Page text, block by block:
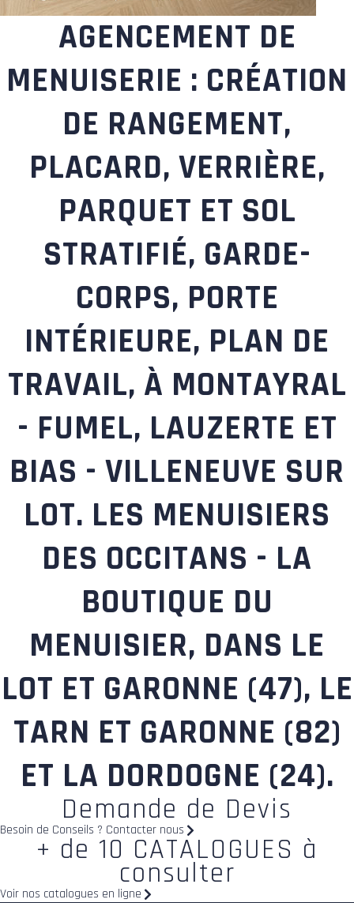
AGENCEMENT DE
MENUISERIE : CRÉATION
DE RANGEMENT,
PLACARD, VERRIÈRE,
PARQUET ET SOL
STRATIFIÉ, GARDE-
CORPS, PORTE
INTÉRIEURE, PLAN DE
TRAVAIL, À MONTAYRAL
- FUMEL, LAUZERTE ET
BIAS - VILLENEUVE SUR
LOT. LES MENUISIERS
DES OCCITANS - LA
BOUTIQUE DU
MENUISIER, DANS LE
LOT ET GARONNE (47), LE
TARN ET GARONNE (82)
ET LA DORDOGNE (24).
Demande de Devis
Besoin de Conseils ? Contacter nous
+ de 10 CATALOGUES à
consulter
Voir nos catalogues en ligne